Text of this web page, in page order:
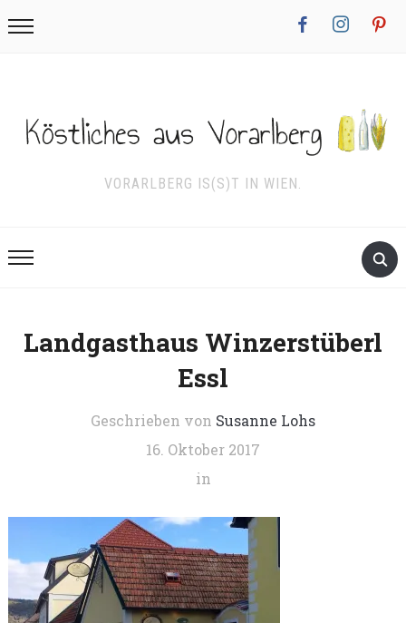
facebook instagrampinterest
VORARLBERG IS(S)T IN WIEN.
Landgasthaus Winzerstüberl
Essl
Geschrieben von Susanne Lohs
16. Oktober 2017
in